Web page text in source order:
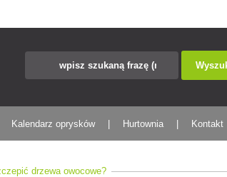
Kalendarz oprysków Hurtownia Kontakt
drzewa owocowe?